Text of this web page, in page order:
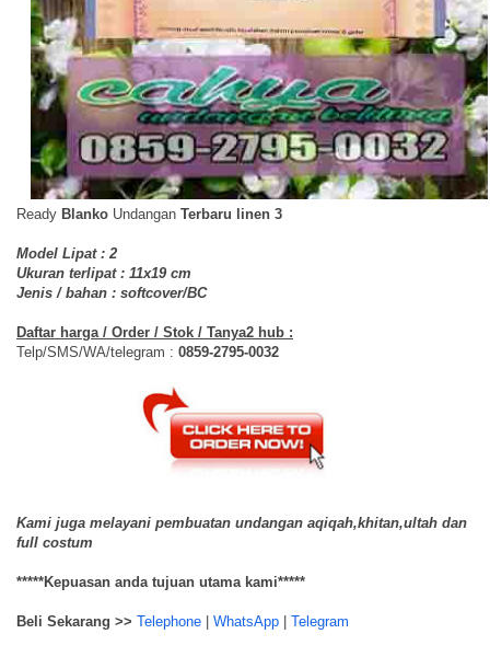
Ready Blanko Undangan Terbaru linen 3
Model Lipat : 2
Ukuran terlipat : 11x19 cm
Jenis / bahan : softcover/BC
Daftar harga / Order / Stok / Tanya2 hub :
Telp/SMS/WA/telegram : 0859-2795-0032
Kami juga melayani pembuatan undangan aqiqah,khitan,ultah dan
full costum
*****Kepuasan anda tujuan utama kami*****
Beli Sekarang >> Telephone | WhatsApp | Telegram